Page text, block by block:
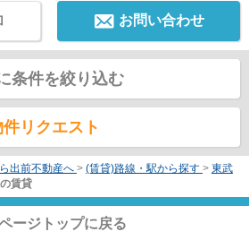
お問い合わせ
条件を絞り込む
件リクエスト
出前不動産へ > (賃貸)路線・駅から探す > 東武
賃貸
ージトップに戻る